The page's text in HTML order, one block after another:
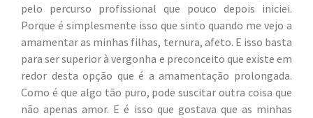
pelo percurso profissional que pouco depois iniciei​.
Porque é simplesmente isso que sinto quando me vejo a
amamentar as minhas filhas, ternura, afeto. E isso basta
para ser superior à vergonha e preconceito que existe em
redor desta opção que é a amamentação prolongada.
Como é que algo tão puro, pode suscitar outra coisa que
não apenas amor. E é isso que gostava que as minhas